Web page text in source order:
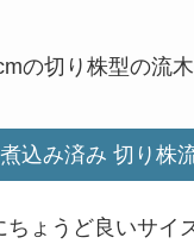
の切り株型の流木
込み済み 切り株
ちょうど良いサイ